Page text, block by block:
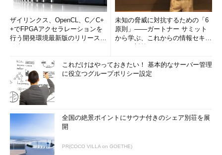
ザイリンクス、OpenCL、C／C+
+でFPGAアクセラレーションを
行う開発環境最新版のリリースを
未知の脅威に対抗するための「6
原則」――ガートナー サミット
から学ぶ、これからの情報セキュ
これだけはやっておきたい！ 基本的なサーバー管理
に役立つグループポリシー設定
全国の絶景ポイントにサウナ付きのシェア別荘を展
開
PR(COCO VILLA on GOETHE)